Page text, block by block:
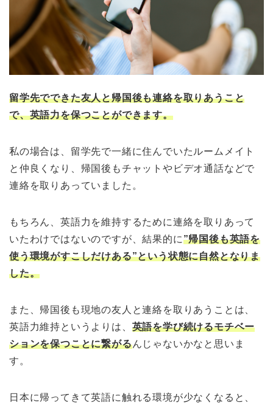
留学先でできた友人と帰国後も連絡を取りあうこと
で、英語力を保つことができます。
私の場合は、留学先で一緒に住んでいたルームメイト
と仲良くなり、帰国後もチャットやビデオ通話などで
連絡を取りあっていました。
もちろん、英語力を維持するために連絡を取りあって
いたわけではないのですが、結果的に”帰国後も英語を
使う環境がすこしだけある”という状態に自然となりま
した。
また、帰国後も現地の友人と連絡を取りあうことは、
英語力維持というよりは、 英語を学び続けるモチベー
ションを保つことに繋がるんじゃないかなと思いま
す。
日本に帰ってきて英語に触れる環境が少なくなると、